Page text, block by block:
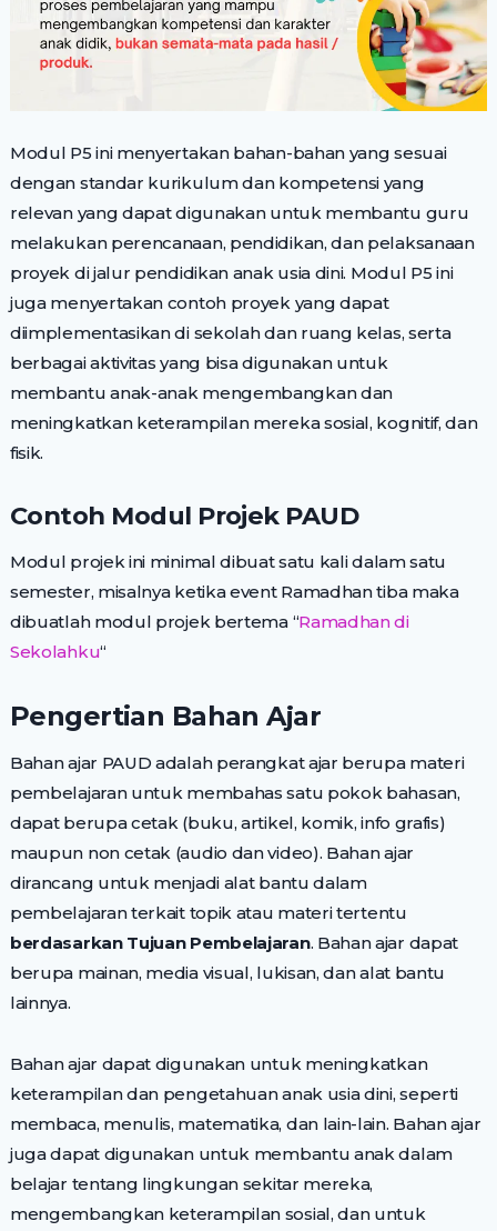
Modul P5 ini menyertakan bahan-bahan yang sesuai
dengan standar kurikulum dan kompetensi yang
relevan yang dapat digunakan untuk membantu guru
melakukan perencanaan, pendidikan, dan pelaksanaan
proyek di jalur pendidikan anak usia dini. Modul P5 ini
juga menyertakan contoh proyek yang dapat
diimplementasikan di sekolah dan ruang kelas, serta
berbagai aktivitas yang bisa digunakan untuk
membantu anak-anak mengembangkan dan
meningkatkan keterampilan mereka sosial, kognitif, dan
fisik.
Contoh Modul Projek PAUD
Modul projek ini minimal dibuat satu kali dalam satu
semester, misalnya ketika event Ramadhan tiba maka
dibuatlah modul projek bertema “Ramadhan di
Sekolahku“
Pengertian Bahan Ajar
Bahan ajar PAUD adalah perangkat ajar berupa materi
pembelajaran untuk membahas satu pokok bahasan,
dapat berupa cetak (buku, artikel, komik, info grafis)
maupun non cetak (audio dan video). Bahan ajar
dirancang untuk menjadi alat bantu dalam
pembelajaran terkait topik atau materi tertentu
berdasarkan Tujuan Pembelajaran. Bahan ajar dapat
berupa mainan, media visual, lukisan, dan alat bantu
lainnya.
Bahan ajar dapat digunakan untuk meningkatkan
keterampilan dan pengetahuan anak usia dini, seperti
membaca, menulis, matematika, dan lain-lain. Bahan ajar
juga dapat digunakan untuk membantu anak dalam
belajar tentang lingkungan sekitar mereka,
mengembangkan keterampilan sosial, dan untuk